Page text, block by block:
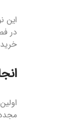
این
در